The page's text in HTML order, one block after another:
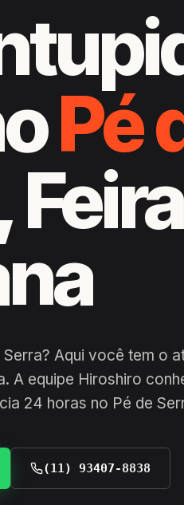
Pé
Aqui você tem o
A equipe Hiroshiro
24 horas no Pé de
(11) 93407-8838